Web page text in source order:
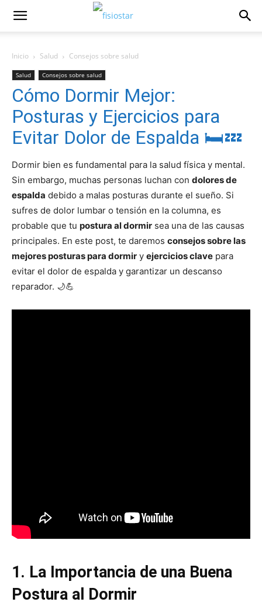
Inicio Salud Consejos sobre salud
Salud Consejos sobre salud
Cómo Dormir Mejor:
Posturas y Ejercicios para
Evitar Dolor de Espalda 🛏️💤
Dormir bien es fundamental para la salud física y mental.
Sin embargo, muchas personas luchan con dolores de
espalda debido a malas posturas durante el sueño. Si
sufres de dolor lumbar o tensión en la columna, es
probable que tu postura al dormir sea una de las causas
principales. En este post, te daremos consejos sobre las
mejores posturas para dormir y ejercicios clave para
evitar el dolor de espalda y garantizar un descanso
reparador. 🌙💪
1. La Importancia de una Buena
Postura al Dormir